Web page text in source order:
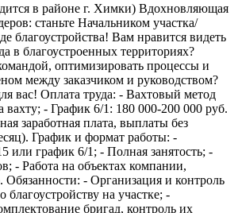
в районе г. Химки) Вдохновляющая
станьте Начальником участка/
благоустройства! Вам нравится видеть
в благоустроенных территориях?
оптимизировать процессы и
между заказчиком и руководством?
вас! Оплата труда: - Вахтовый метод
вахту; - График 6/1: 180 000-200 000 руб.
заработная плата, выплаты без
График и формат работы: -
или график 6/1; - Полная занятость; -
- Работа на объектах компании,
Обязанности: - Организация и контроль
на участке; -
бригад, контроль их